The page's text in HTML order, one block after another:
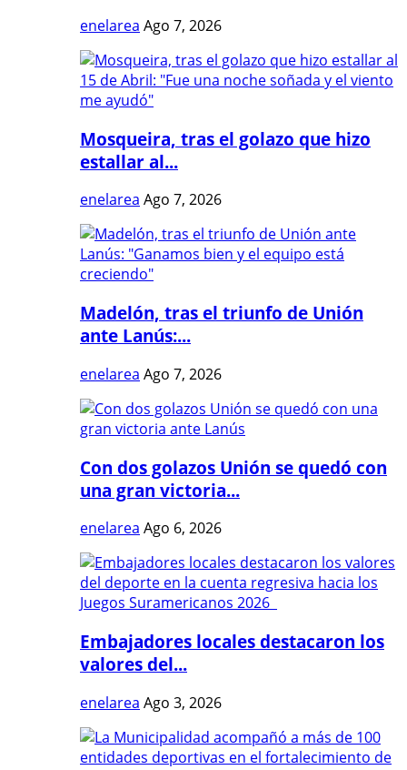
enelarea Ago 7, 2026
Mosqueira, tras el golazo que hizo
estallar al...
enelarea Ago 7, 2026
Madelón, tras el triunfo de Unión
ante Lanús:...
enelarea Ago 7, 2026
Con dos golazos Unión se quedó con
una gran victoria...
enelarea Ago 6, 2026
Embajadores locales destacaron los
valores del...
enelarea Ago 3, 2026